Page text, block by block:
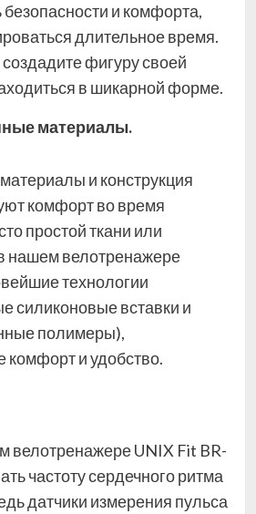
и комфорта,
длительное время.
фигуру своей
в шикарной форме.
материалы.
и конструкция
комфорт во время
простой ткани или
нашем велотренажере
технологии
силиконовые вставки и
полимеры),
и удобство.
велотренажере UNIX Fit BR-
частоту сердечного ритма
датчики измерения пульса